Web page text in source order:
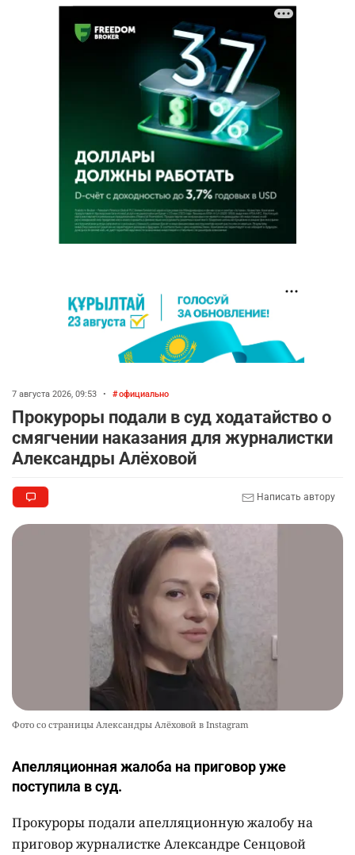
7 августа 2026, 09:53 • официально
Прокуроры подали в суд ходатайство о
смягчении наказания для журналистки
Александры Алёховой
Написать автору
Фото со страницы Александры Алёховой в Instagram
Апелляционная жалоба на приговор уже
поступила в суд.
Прокуроры подали апелляционную жалобу на
приговор журналистке Александре Сенцовой